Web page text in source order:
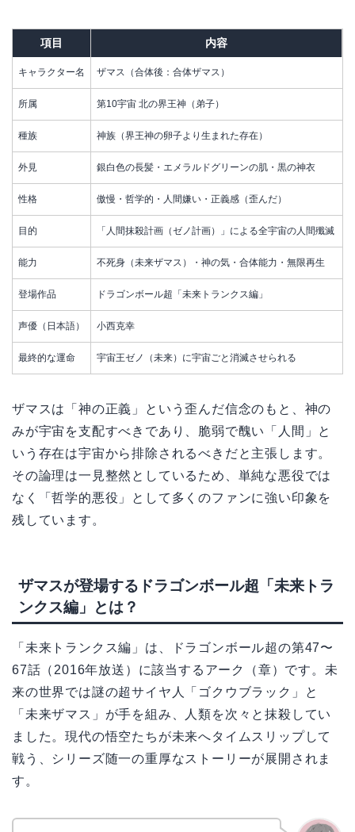
項目 内容
キャラクター名 ザマス（合体後：合体ザマス）
所属 第10宇宙 北の界王神（弟子）
種族 神族（界王神の卵子より生まれた存在）
外見 銀白色の長髪・エメラルドグリーンの肌・黒の神衣
性格 傲慢・哲学的・人間嫌い・正義感（歪んだ）
目的 「人間抹殺計画（ゼノ計画）」による全宇宙の人間殲滅
能力 不死身（未来ザマス）・神の気・合体能力・無限再生
登場作品 ドラゴンボール超「未来トランクス編」
声優（日本語） 小西克幸
最終的な運命 宇宙王ゼノ（未来）に宇宙ごと消滅させられる
ザマスは「神の正義」という歪んだ信念のもと、神の
みが宇宙を支配すべきであり、脆弱で醜い「人間」と
いう存在は宇宙から排除されるべきだと主張します。
その論理は一見整然としているため、単純な悪役では
なく「哲学的悪役」として多くのファンに強い印象を
残しています。
ザマスが登場するドラゴンボール超「未来トラ
ンクス編」とは？
「未来トランクス編」は、ドラゴンボール超の第47〜
67話（2016年放送）に該当するアーク（章）です。未
来の世界では謎の超サイヤ人「ゴクウブラック」と
「未来ザマス」が手を組み、人類を次々と抹殺してい
ました。現代の悟空たちが未来へタイムスリップして
戦う、シリーズ随一の重厚なストーリーが展開されま
す。